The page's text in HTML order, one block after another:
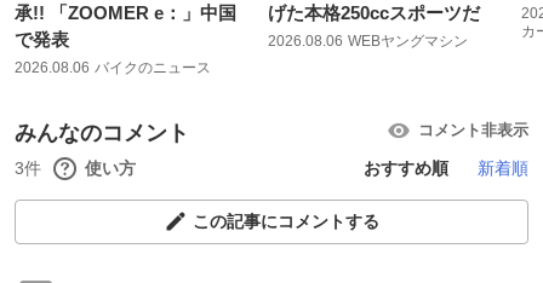
承!! 「ZOOMER e：」中国
で発表
2026.08.06 バイクのニュース
げた本格250ccスポーツだ
2026.08.06 WEBヤングマシン
カ
みんなのコメント コメント非表示
3件 使い方 おすすめ順 新着順
この記事にコメントする